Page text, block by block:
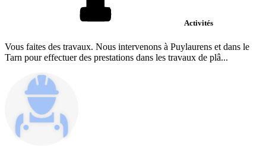
Activités
Vous faites des travaux. Nous intervenons à Puylaurens et dans le
Tarn pour effectuer des prestations dans les travaux de plâ...